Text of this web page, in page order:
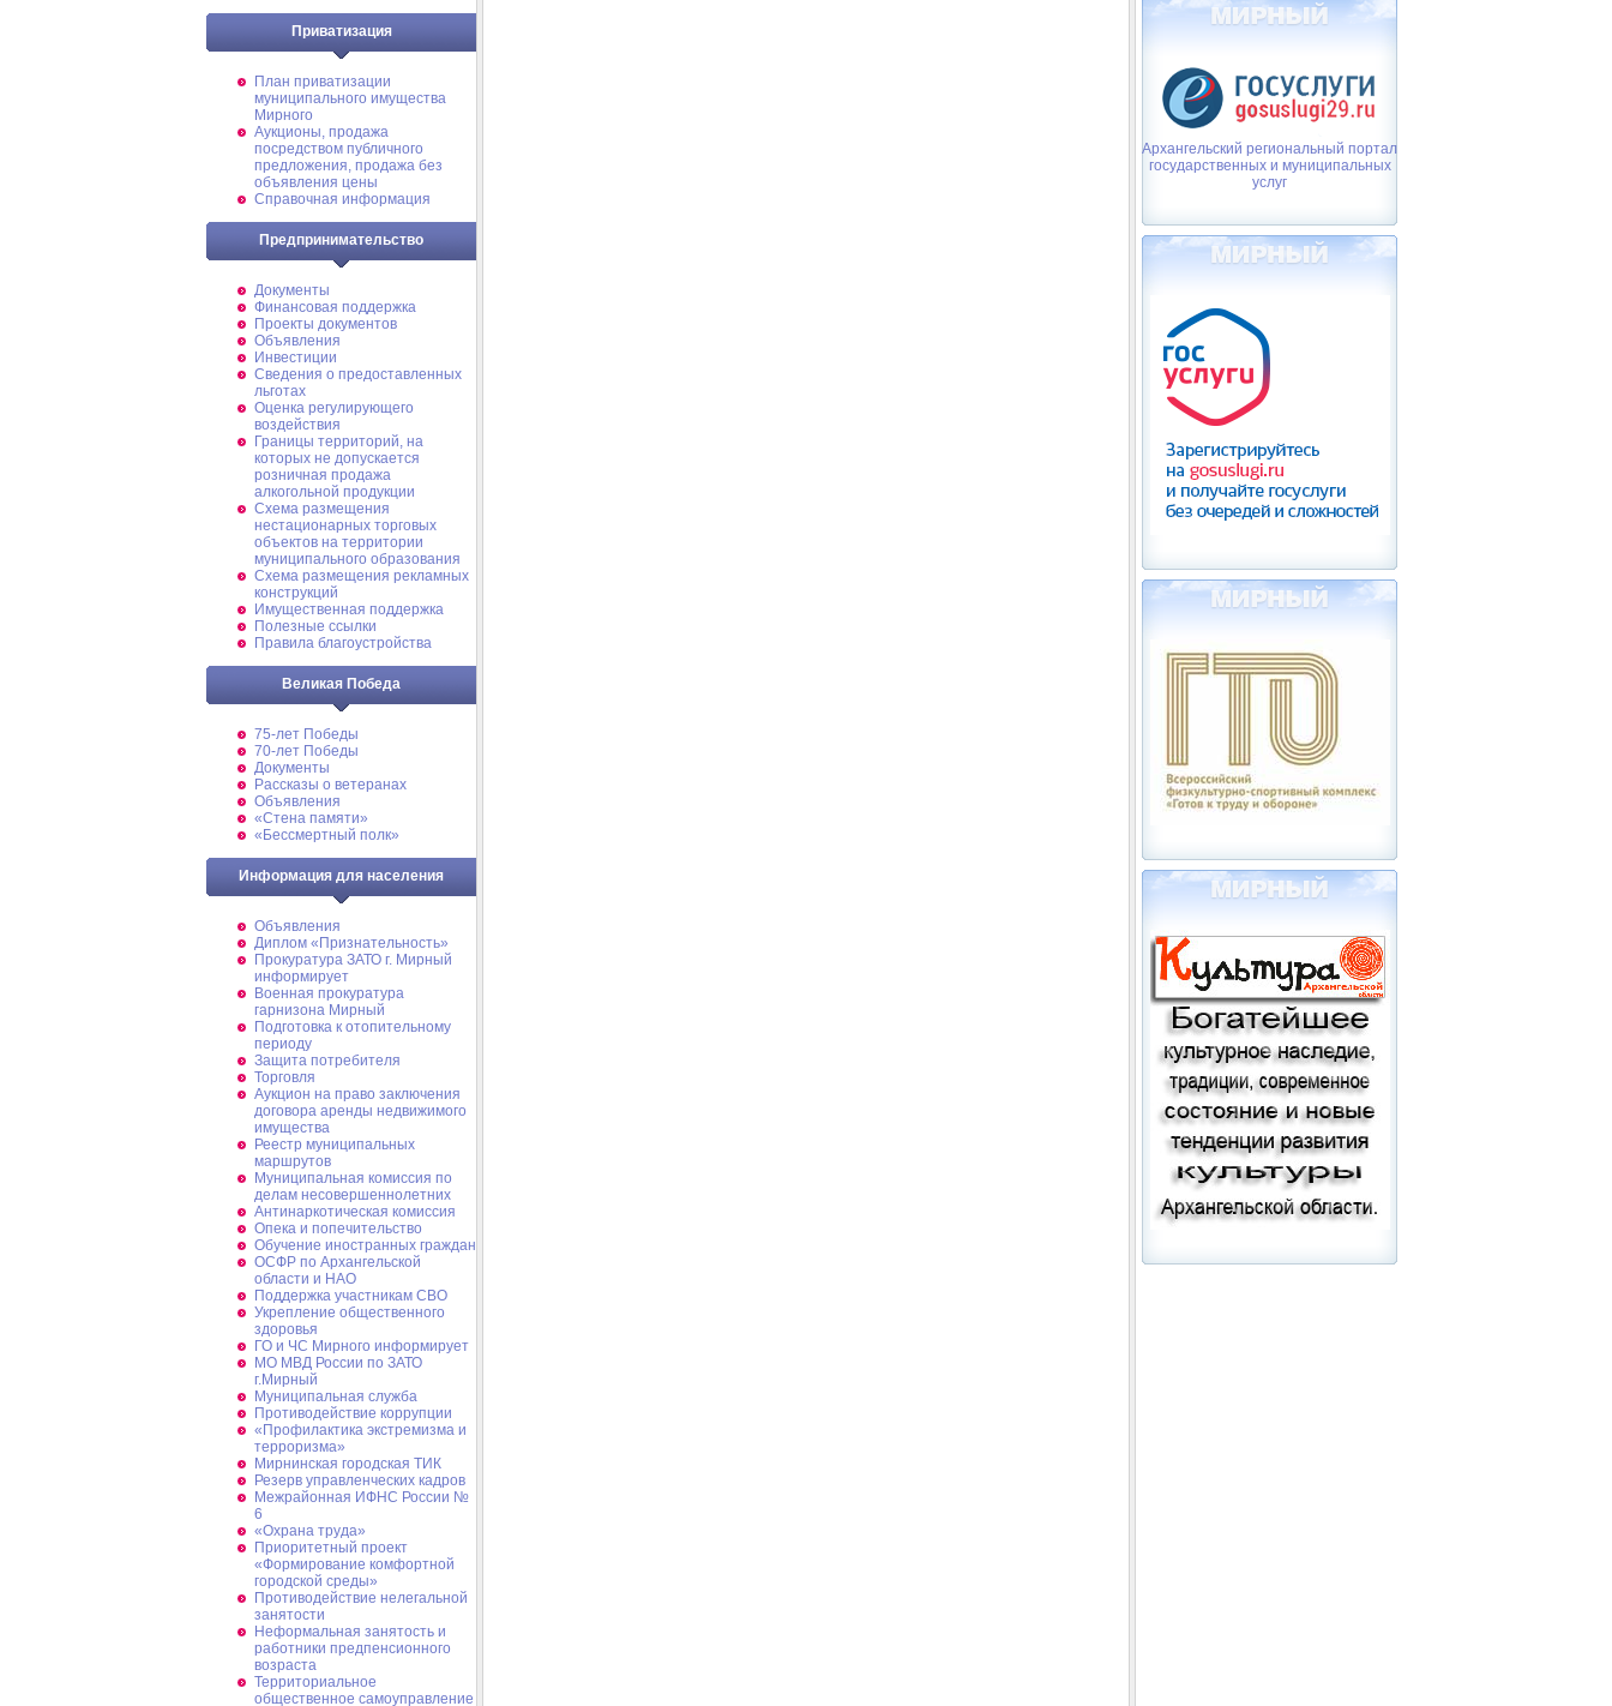
Приватизация
План приватизации
муниципального имущества
Мирного
Аукционы, продажа
посредством публичного
предложения, продажа без
объявления цены
Справочная информация
Предпринимательство
Документы
Финансовая поддержка
Проекты документов
Объявления
Инвестиции
Сведения о предоставленных
льготах
Оценка регулирующего
воздействия
Границы территорий, на
которых не допускается
розничная продажа
алкогольной продукции
Схема размещения
нестационарных торговых
объектов на территории
муниципального образования
Схема размещения рекламных
конструкций
Имущественная поддержка
Полезные ссылки
Правила благоустройства
Великая Победа
75-лет Победы
70-лет Победы
Документы
Рассказы о ветеранах
Объявления
«Стена памяти»
«Бессмертный полк»
Информация для населения
Объявления
Диплом «Признательность»
Прокуратура ЗАТО г. Мирный
информирует
Военная прокуратура
гарнизона Мирный
Подготовка к отопительному
периоду
Защита потребителя
Торговля
Аукцион на право заключения
договора аренды недвижимого
имущества
Реестр муниципальных
маршрутов
Муниципальная комиссия по
делам несовершеннолетних
Антинаркотическая комиссия
Опека и попечительство
Обучение иностранных граждан
ОСФР по Архангельской
области и НАО
Поддержка участникам СВО
Укрепление общественного
здоровья
ГО и ЧС Мирного информирует
МО МВД России по ЗАТО
г.Мирный
Муниципальная cлужба
Противодействие коррупции
«Профилактика экстремизма и
терроризма»
Мирнинская городская ТИК
Резерв управленческих кадров
Межрайонная ИФНС России №
6
«Охрана труда»
Приоритетный проект
«Формирование комфортной
городской среды»
Противодействие нелегальной
занятости
Неформальная занятость и
работники предпенсионного
возраста
Территориальное
общественное самоуправление
Архангельский региональный портал
государственных и муниципальных
услуг